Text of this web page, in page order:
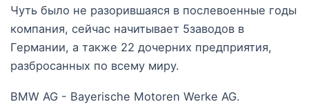
Чуть было не разорившаяся в послевоенные годы
компания, сейчас начитывает 5заводов в
Германии, а также 22 дочерних предприятия,
разбросанных по всему миру.
BMW AG - Bayerische Motoren Werke AG.